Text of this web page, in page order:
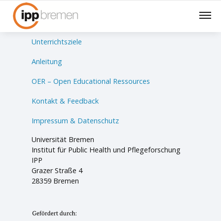
Lernsituationen
Unterrichtsziele
Anleitung
OER – Open Educational Ressources
Kontakt & Feedback
Impressum & Datenschutz
Universität Bremen
Institut für Public Health und Pflegeforschung
IPP
Grazer Straße 4
28359 Bremen